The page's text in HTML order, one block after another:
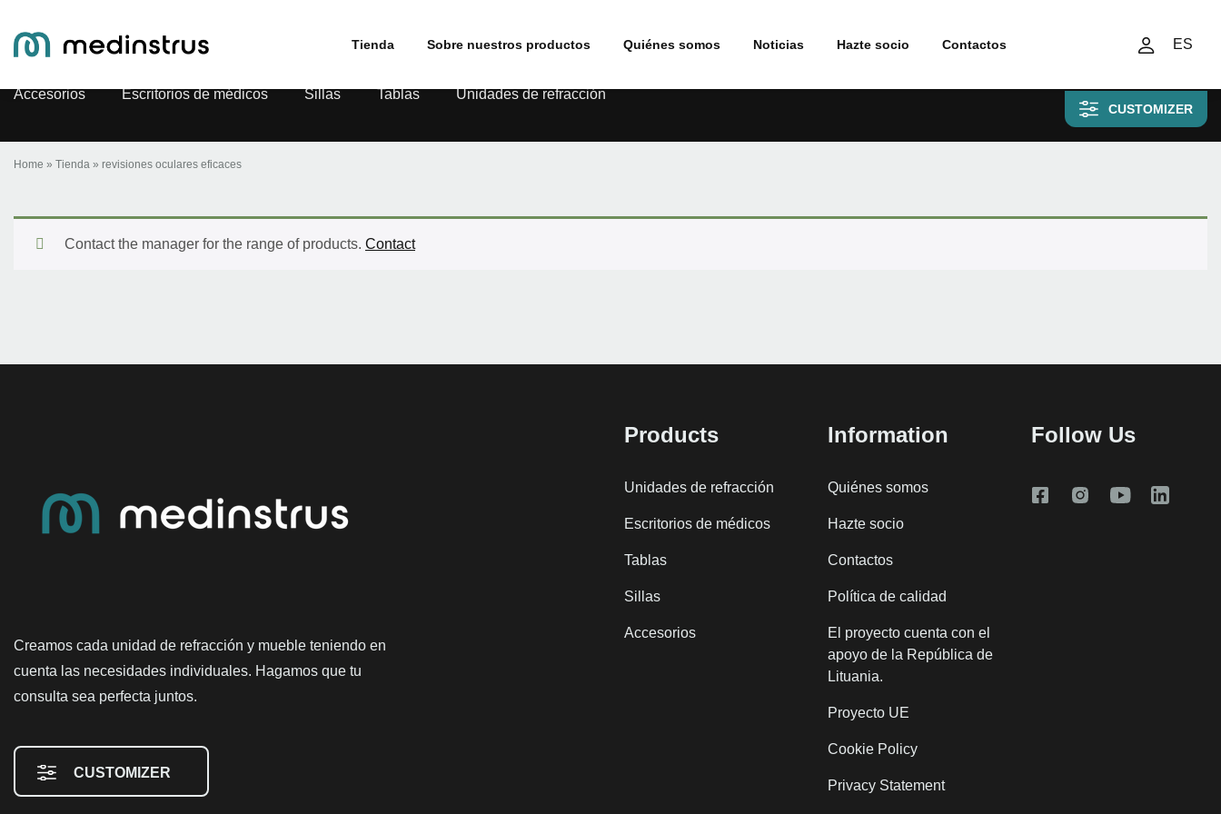
Tienda Sobre nuestros productos Quiénes somos Noticias Hazte socio Contactos ES
CUSTOMIZER
revisiones oculares eficaces
Accesorios Escritorios de médicos Sillas Tablas Unidades de refracción
Home » Tienda » revisiones oculares eficaces
Contact the manager for the range of products. Contact
Creamos cada unidad de refracción y mueble teniendo en
cuenta las necesidades individuales. Hagamos que tu
consulta sea perfecta juntos.
CUSTOMIZER
Products
Unidades de refracción
Escritorios de médicos
Tablas
Sillas
Accesorios
Information
Quiénes somos
Hazte socio
Contactos
Política de calidad
El proyecto cuenta con el
apoyo de la República de
Lituania.
Proyecto UE
Cookie Policy
Privacy Statement
Follow Us